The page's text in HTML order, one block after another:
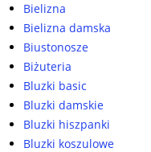
Bielizna
Bielizna damska
Biustonosze
Biżuteria
Bluzki basic
Bluzki damskie
Bluzki hiszpanki
Bluzki koszulowe